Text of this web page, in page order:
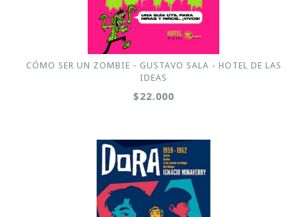
CÓMO SER UN ZOMBIE - GUSTAVO SALA - HOTEL DE LAS
IDEAS
$22.000